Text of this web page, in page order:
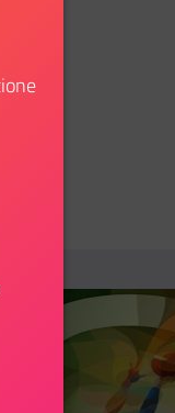
idee
Il link ti porterà ad